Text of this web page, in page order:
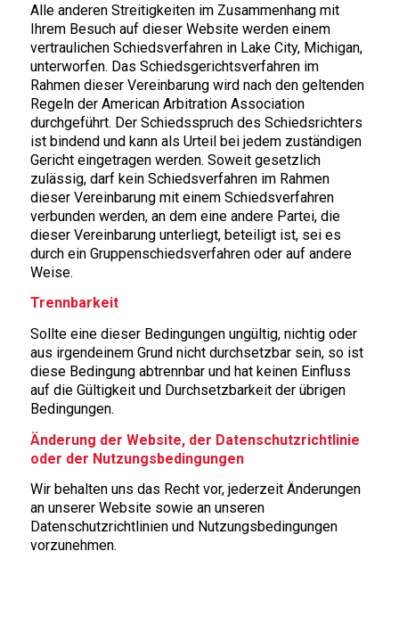
Alle anderen Streitigkeiten im Zusammenhang mit
Ihrem Besuch auf dieser Website werden einem
vertraulichen Schiedsverfahren in Lake City, Michigan,
unterworfen. Das Schiedsgerichtsverfahren im
Rahmen dieser Vereinbarung wird nach den geltenden
Regeln der American Arbitration Association
durchgeführt. Der Schiedsspruch des Schiedsrichters
ist bindend und kann als Urteil bei jedem zuständigen
Gericht eingetragen werden. Soweit gesetzlich
zulässig, darf kein Schiedsverfahren im Rahmen
dieser Vereinbarung mit einem Schiedsverfahren
verbunden werden, an dem eine andere Partei, die
dieser Vereinbarung unterliegt, beteiligt ist, sei es
durch ein Gruppenschiedsverfahren oder auf andere
Weise.
Trennbarkeit
Sollte eine dieser Bedingungen ungültig, nichtig oder
aus irgendeinem Grund nicht durchsetzbar sein, so ist
diese Bedingung abtrennbar und hat keinen Einfluss
auf die Gültigkeit und Durchsetzbarkeit der übrigen
Bedingungen.
Änderung der Website, der Datenschutzrichtlinie
oder der Nutzungsbedingungen
Wir behalten uns das Recht vor, jederzeit Änderungen
an unserer Website sowie an unseren
Datenschutzrichtlinien und Nutzungsbedingungen
vorzunehmen.